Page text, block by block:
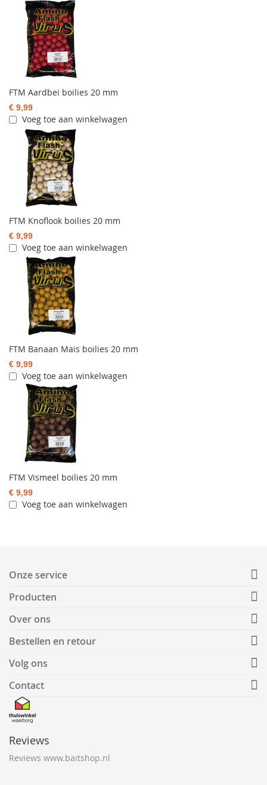
FTM Aardbei boilies 20 mm
€ 9,99
Voeg toe aan winkelwagen
FTM Knoflook boilies 20 mm
€ 9,99
Voeg toe aan winkelwagen
FTM Banaan Mais boilies 20 mm
€ 9,99
Voeg toe aan winkelwagen
FTM Vismeel boilies 20 mm
€ 9,99
Voeg toe aan winkelwagen
Onze service
Producten
Over ons
Bestellen en retour
Volg ons
Contact
Reviews
Reviews www.baitshop.nl